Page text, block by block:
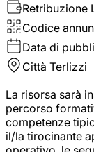
Retribuzione
Codice
Data di
Città Terlizzi
La risorsa sarà
percorso
competenze
il/la tirocinante